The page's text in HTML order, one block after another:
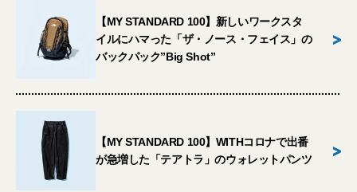
【MY STANDARD 100】新しいワークスタ
イルにハマった「ザ・ノース・フェイス」の
バックパック”Big Shot”
>
【MY STANDARD 100】WITHコロナで出番
が急増した「テアトラ」のウォレットパンツ
>